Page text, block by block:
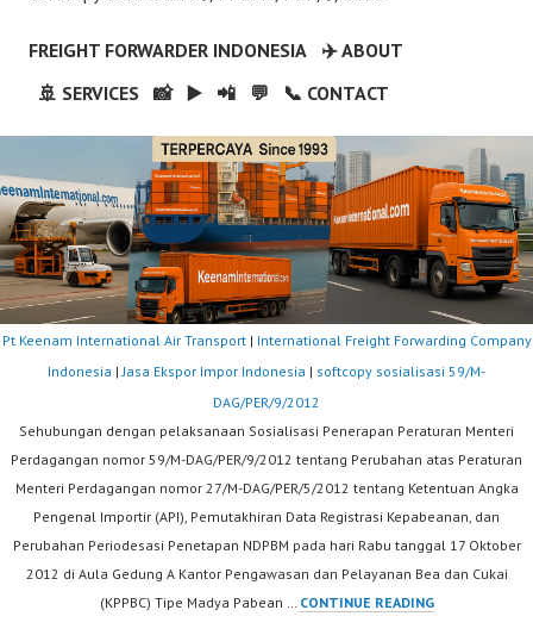
FREIGHT FORWARDER INDONESIA
✈️ ABOUT
🚢 SERVICES
📸 ▶️ 📲 💬 📞 CONTACT
Pt Keenam International Air Transport| International Freight Forwarding Company
Indonesia | Jasa Ekspor Impor Indonesia | softcopy sosialisasi 59/M-
DAG/PER/9/2012
Sehubungan dengan pelaksanaan Sosialisasi Penerapan Peraturan Menteri
Perdagangan nomor 59/M-DAG/PER/9/2012 tentang Perubahan atas Peraturan
Menteri Perdagangan nomor 27/M-DAG/PER/5/2012 tentang Ketentuan Angka
Pengenal Importir (API), Pemutakhiran Data Registrasi Kepabeanan, dan
Perubahan Periodesasi Penetapan NDPBM pada hari Rabu tanggal 17 Oktober
2012 di Aula Gedung A Kantor Pengawasan dan Pelayanan Bea dan Cukai
(KPPBC) Tipe Madya Pabean … CONTINUE READINGSOFTCOPY